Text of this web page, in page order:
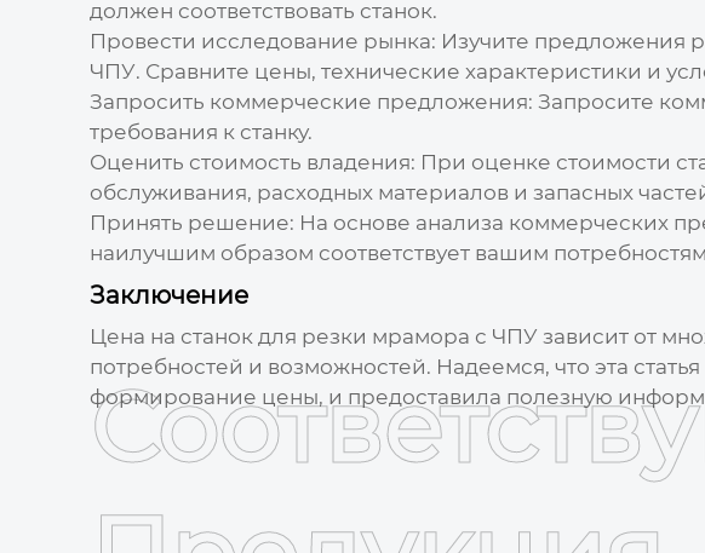
должен соответствовать станок.
Провести исследование рынка: Изучите предложения
ЧПУ. Сравните цены, технические характеристики и
Запросить коммерческие предложения: Запросите
требования к станку.
Оценить стоимость владения: При оценке стоимости
обслуживания, расходных материалов и запасных
Принять решение: На основе анализа коммерческих
наилучшим образом соответствует вашим
Заключение
Цена на станок для резки мрамора с ЧПУ зависит от
потребностей и возможностей. Надеемся, что эта
формирование цены, и предоставила полезную